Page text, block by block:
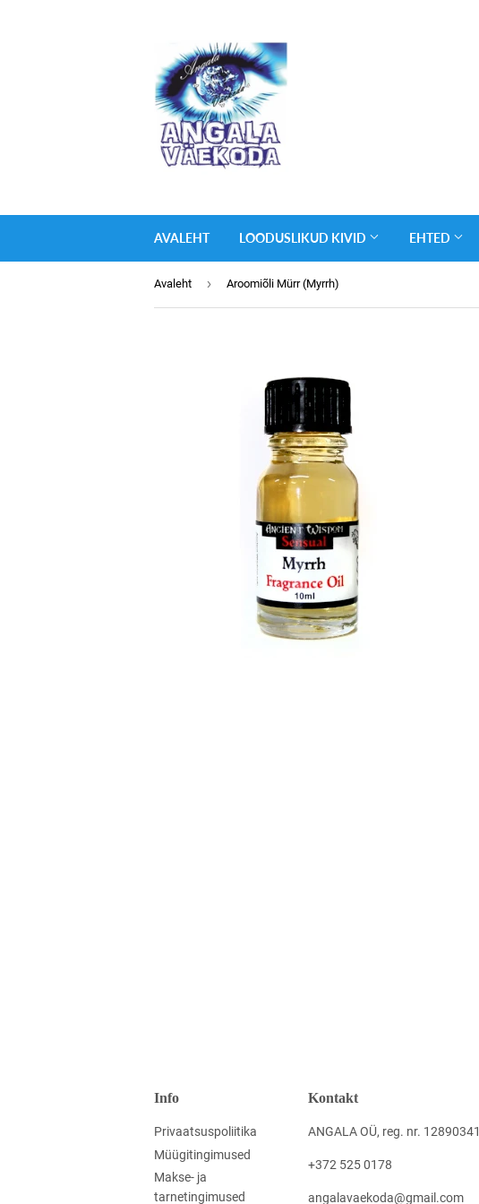
AVALEHT LOODUSLIKUD KIVID EHTED
Avaleht › Aroomiõli Mürr (Myrrh)
Info
Privaatsuspoliitika
Müügitingimused
Makse- ja
tarnetingimused
Kontakt
ANGALA OÜ, reg. nr. 12890341
+372 525 0178
angalavaekoda@gmail.com